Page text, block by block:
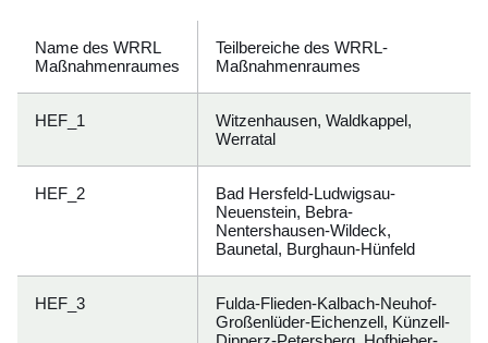
Name des WRRL
Maßnahmenraumes
Teilbereiche des WRRL-
Maßnahmenraumes
HEF_1
Witzenhausen, Waldkappel,
Werratal
HEF_2
Bad Hersfeld-Ludwigsau-
Neuenstein, Bebra-
Nentershausen-Wildeck,
Baunetal, Burghaun-Hünfeld
HEF_3
Fulda-Flieden-Kalbach-Neuhof-
Großenlüder-Eichenzell, Künzell-